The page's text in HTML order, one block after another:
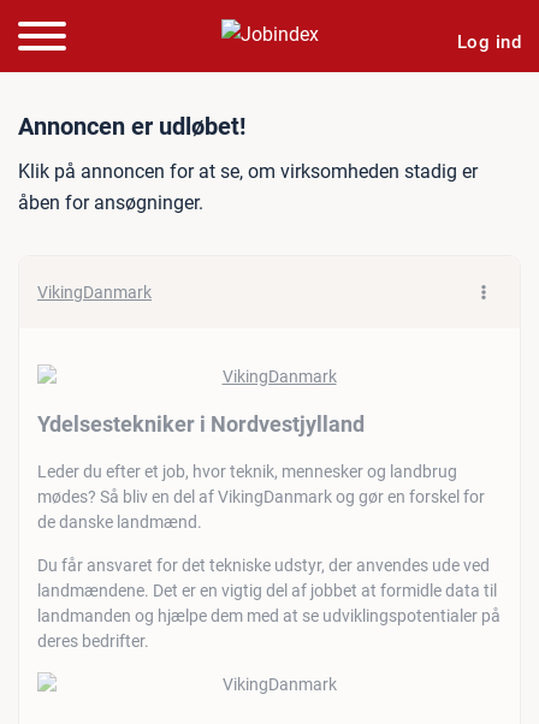
Log ind
Jobannonce:
Annoncen er udløbet!
Klik på annoncen for at se, om virksomheden stadig er
åben for ansøgninger.
VikingDanmark
Ydelsestekniker i Nordvestjylland
Leder du efter et job, hvor teknik, mennesker og landbrug
mødes? Så bliv en del af VikingDanmark og gør en forskel for
de danske landmænd.
Du får ansvaret for det tekniske udstyr, der anvendes ude ved
landmændene. Det er en vigtig del af jobbet at formidle data til
landmanden og hjælpe dem med at se udviklingspotentialer på
deres bedrifter.